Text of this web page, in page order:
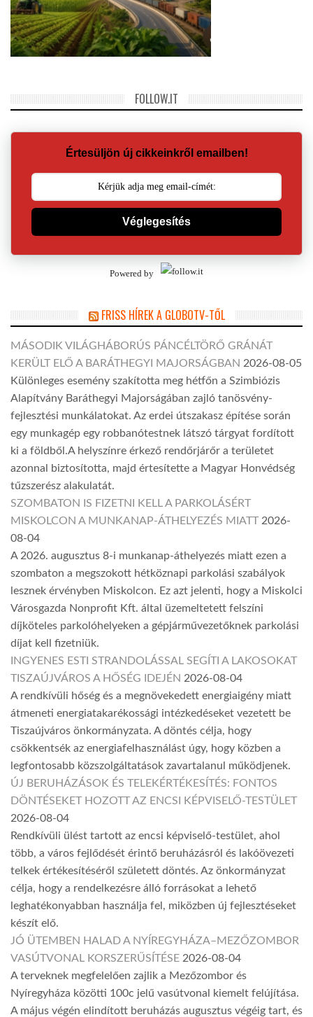
FOLLOW.IT
Értesüljön új cikkeinkről emailben!
Véglegesítés
Powered by
FRISS HÍREK A GLOBOTV-TŐL
MÁSODIK VILÁGHÁBORÚS PÁNCÉLTÖRŐ GRÁNÁT
KERÜLT ELŐ A BARÁTHEGYI MAJORSÁGBAN 2026-08-05
Különleges esemény szakította meg hétfőn a Szimbiózis
Alapítvány Baráthegyi Majorságában zajló tanösvény-
fejlesztési munkálatokat. Az erdei útszakasz építése során
egy munkagép egy robbanótestnek látszó tárgyat fordított
ki a földből.A helyszínre érkező rendőrjárőr a területet
azonnal biztosította, majd értesítette a Magyar Honvédség
tűzszerész alakulatát.
SZOMBATON IS FIZETNI KELL A PARKOLÁSÉRT
MISKOLCON A MUNKANAP-ÁTHELYEZÉS MIATT 2026-
08-04
A 2026. augusztus 8-i munkanap-áthelyezés miatt ezen a
szombaton a megszokott hétköznapi parkolási szabályok
lesznek érvényben Miskolcon. Ez azt jelenti, hogy a Miskolci
Városgazda Nonprofit Kft. által üzemeltetett felszíni
díjköteles parkolóhelyeken a gépjárművezetőknek parkolási
díjat kell fizetniük.
INGYENES ESTI STRANDOLÁSSAL SEGÍTI A LAKOSOKAT
TISZAÚJVÁROS A HŐSÉG IDEJÉN 2026-08-04
A rendkívüli hőség és a megnövekedett energiaigény miatt
átmeneti energiatakarékossági intézkedéseket vezetett be
Tiszaújváros önkormányzata. A döntés célja, hogy
csökkentsék az energiafelhasználást úgy, hogy közben a
legfontosabb közszolgáltatások zavartalanul működjenek.
ÚJ BERUHÁZÁSOK ÉS TELEKÉRTÉKESÍTÉS: FONTOS
DÖNTÉSEKET HOZOTT AZ ENCSI KÉPVISELŐ-TESTÜLET
2026-08-04
Rendkívüli ülést tartott az encsi képviselő-testület, ahol
több, a város fejlődését érintő beruházásról és lakóövezeti
telkek értékesítéséről született döntés. Az önkormányzat
célja, hogy a rendelkezésre álló forrásokat a lehető
leghatékonyabban használja fel, miközben új fejlesztéseket
készít elő.
JÓ ÜTEMBEN HALAD A NYÍREGYHÁZA–MEZŐZOMBOR
VASÚTVONAL KORSZERŰSÍTÉSE 2026-08-04
A terveknek megfelelően zajlik a Mezőzombor és
Nyíregyháza közötti 100c jelű vasútvonal kiemelt felújítása.
A május végén elindított beruházás augusztus végéig tart, és